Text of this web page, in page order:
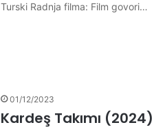
Turski Radnja filma: Film govori…
01/12/2023
Kardeş Takımı (2024)